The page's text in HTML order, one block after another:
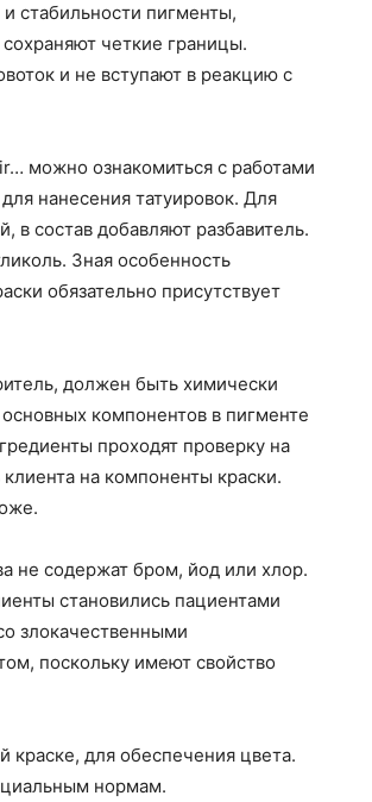
о
нем
стабильности пигменты,
четкие границы.
и не вступают в реакцию с
можно ознакомиться с работами
нанесения татуировок. Для
в состав добавляют разбавитель.
Зная особенность
обязательно присутствует
должен быть химически
компонентов в пигменте
проходят проверку на
на компоненты краски.
не содержат бром, йод или хлор.
становились пациентами
злокачественными
поскольку имеют свойство
краске, для обеспечения цвета.
нормам.